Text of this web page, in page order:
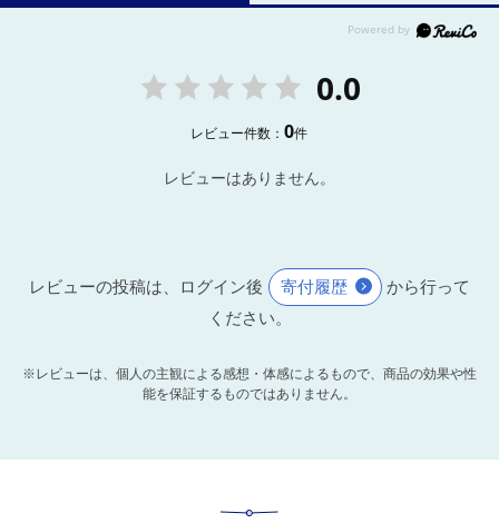
0.0
レビュー件数：0件
レビューはありません。
レビューの投稿は、ログイン後 寄付履歴
から行って
ください。
※レビューは、個人の主観による感想・体感によるもので、商品の効果や性
能を保証するものではありません。